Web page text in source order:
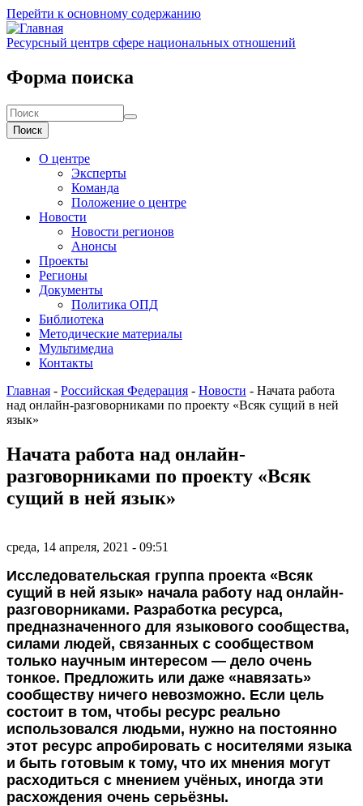
Перейти к основному содержанию
Ресурсный центрв сфере национальных отношений
Форма поиска
Поиск
О центре
Эксперты
Команда
Положение о центре
Новости
Новости регионов
Анонсы
Проекты
Регионы
Документы
Политика ОПД
Библиотека
Методические материалы
Мультимедиа
Контакты
Главная - Российская Федерация - Новости - Начата работа
над онлайн-разговорниками по проекту «Всяк сущий в ней
язык»
Начата работа над онлайн-
разговорниками по проекту «Всяк
сущий в ней язык»
среда, 14 апреля, 2021 - 09:51
Исследовательская группа проекта «Всяк
сущий в ней язык» начала работу над онлайн-
разговорниками. Разработка ресурса,
предназначенного для языкового сообщества,
силами людей, связанных с сообществом
только научным интересом ― дело очень
тонкое. Предложить или даже «навязать»
сообществу ничего невозможно. Если цель
состоит в том, чтобы ресурс реально
использовался людьми, нужно на постоянно
этот ресурс апробировать с носителями языка
и быть готовым к тому, что их мнения могут
расходиться с мнением учёных, иногда эти
расхождения очень серьёзны.